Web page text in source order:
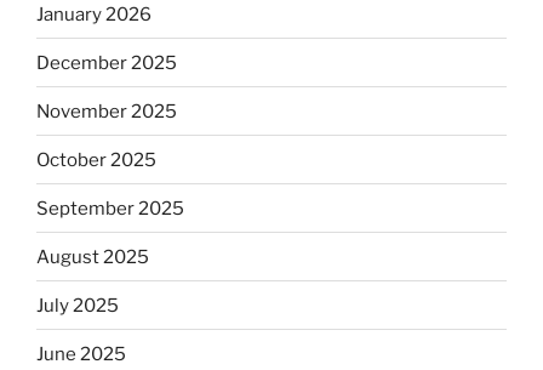
January 2026
December 2025
November 2025
October 2025
September 2025
August 2025
July 2025
June 2025